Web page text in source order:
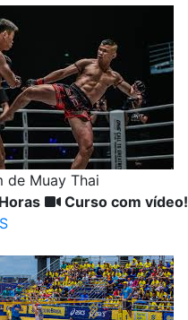
de Muay Thai
Curso com vídeo!